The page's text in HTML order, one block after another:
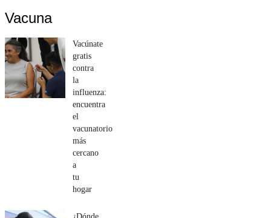
Vacuna
Vacúnate
gratis
contra
la
influenza:
encuentra
el
vacunatorio
más
cercano
a
tu
hogar